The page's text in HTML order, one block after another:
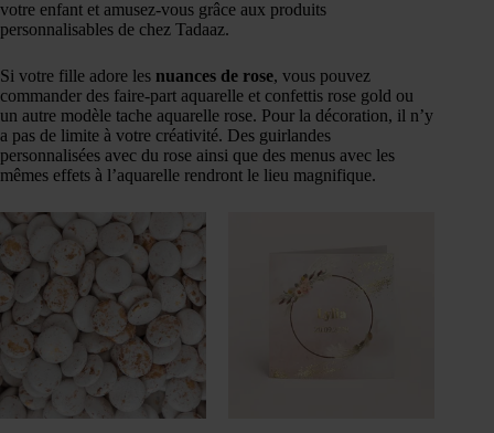
votre enfant et amusez-vous grâce aux produits
personnalisables de chez Tadaaz.
Si votre fille adore les nuances de rose, vous pouvez
commander des faire-part aquarelle et confettis rose gold ou
un autre modèle tache aquarelle rose. Pour la décoration, il n’y
a pas de limite à votre créativité. Des guirlandes
personnalisées avec du rose ainsi que des menus avec les
mêmes effets à l’aquarelle rendront le lieu magnifique.